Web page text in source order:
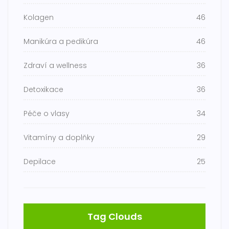
Kolagen 46
Manikúra a pedikúra 46
Zdraví a wellness 36
Detoxikace 36
Péče o vlasy 34
Vitamíny a doplňky 29
Depilace 25
Tag Clouds